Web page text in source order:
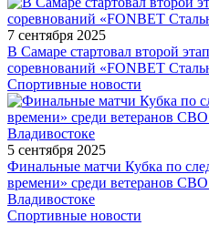
7 сентября 2025
В Самаре стартовал второй
соревнований «FONBET
Спортивные новости
5 сентября 2025
Финальные матчи Кубка по
времени» среди ветеранов
Владивостоке
Спортивные новости